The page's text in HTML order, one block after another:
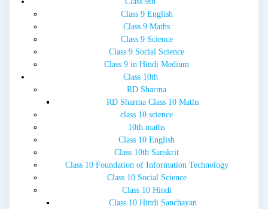
Class 9 English
Class 9 Maths
Class 9 Science
Class 9 Social Science
Class 9 in Hindi Medium
Class 10th
RD Sharma
RD Sharma Class 10 Maths
class 10 science
10th maths
Class 10 English
Class 10th Sanskrit
Class 10 Foundation of Information Technology
Class 10 Social Science
Class 10 Hindi
Class 10 Hindi Sanchayan